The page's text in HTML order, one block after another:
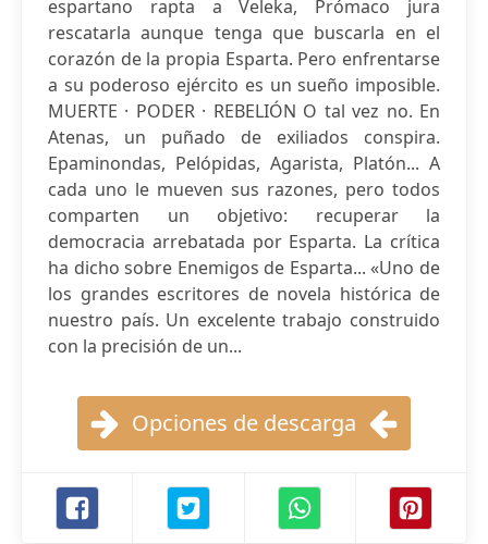
espartano rapta a Veleka, Prómaco jura
rescatarla aunque tenga que buscarla en el
corazón de la propia Esparta. Pero enfrentarse
a su poderoso ejército es un sueño imposible.
MUERTE · PODER · REBELIÓN O tal vez no. En
Atenas, un puñado de exiliados conspira.
Epaminondas, Pelópidas, Agarista, Platón... A
cada uno le mueven sus razones, pero todos
comparten un objetivo: recuperar la
democracia arrebatada por Esparta. La crítica
ha dicho sobre Enemigos de Esparta... «Uno de
los grandes escritores de novela histórica de
nuestro país. Un excelente trabajo construido
con la precisión de un...
Opciones de descarga